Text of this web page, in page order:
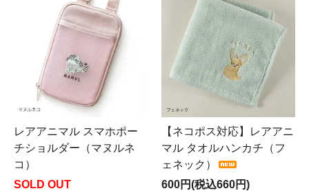
レアアニマル スマホポー
チショルダー（マヌルネ
コ）
SOLD OUT
【ネコポス対応】レアアニ
マル タオルハンカチ（フ
ェネック）
600円(税込660円)